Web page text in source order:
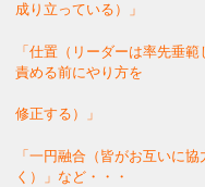
成り立っている）」
「仕置（リーダーは率先垂
責める前にやり方を
修正する）」
「一円融合（皆がお互いに
く）」など・・・